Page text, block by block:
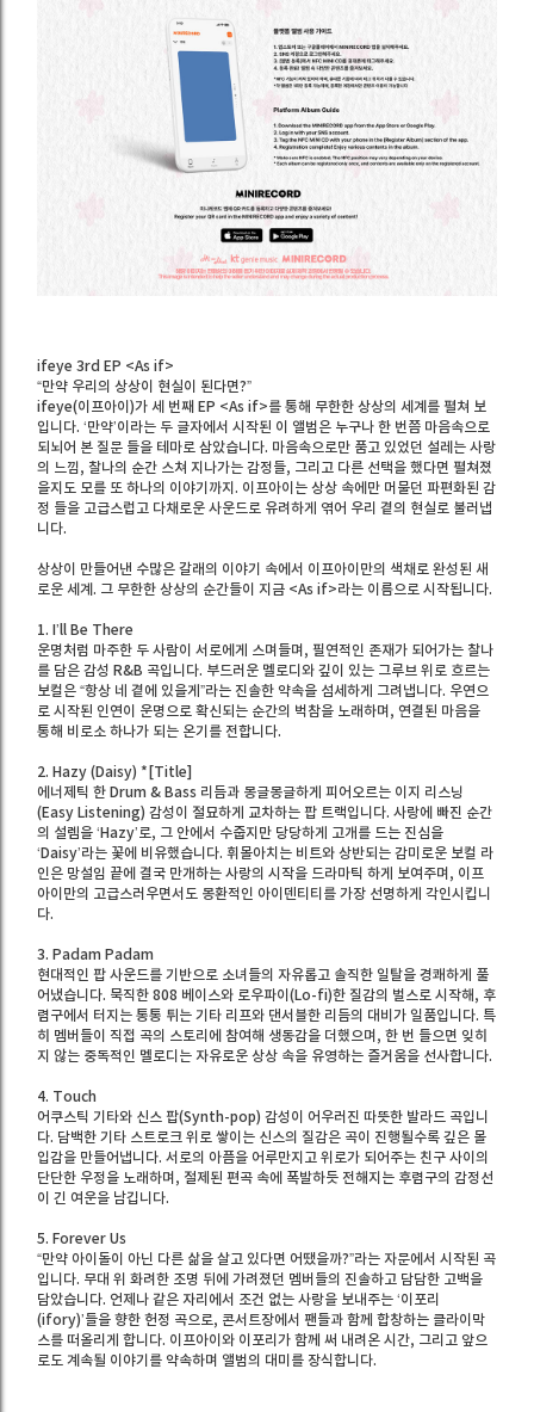
ifeye 3rd EP <As if>
“만약 우리의 상상이 현실이 된다면?”
ifeye(이프아이)가 세 번째 EP <As if>를 통해 무한한 상상의 세계를 펼쳐 보
입니다. ‘만약’이라는 두 글자에서 시작된 이 앨범은 누구나 한 번쯤 마음속으로
되뇌어 본 질문 들을 테마로 삼았습니다. 마음속으로만 품고 있었던 설레는 사랑
의 느낌, 찰나의 순간 스쳐 지나가는 감정들, 그리고 다른 선택을 했다면 펼쳐졌
을지도 모를 또 하나의 이야기까지. 이프아이는 상상 속에만 머물던 파편화된 감
정 들을 고급스럽고 다채로운 사운드로 유려하게 엮어 우리 곁의 현실로 불러냅
니다.
상상이 만들어낸 수많은 갈래의 이야기 속에서 이프아이만의 색채로 완성된 새
로운 세계. 그 무한한 상상의 순간들이 지금 <As if>라는 이름으로 시작됩니다.
1. I’ll Be There
운명처럼 마주한 두 사람이 서로에게 스며들며, 필연적인 존재가 되어가는 찰나
를 담은 감성 R&B 곡입니다. 부드러운 멜로디와 깊이 있는 그루브 위로 흐르는
보컬은 “항상 네 곁에 있을게”라는 진솔한 약속을 섬세하게 그려냅니다. 우연으
로 시작된 인연이 운명으로 확신되는 순간의 벅참을 노래하며, 연결된 마음을
통해 비로소 하나가 되는 온기를 전합니다.
2. Hazy (Daisy) *[Title]
에너제틱 한 Drum & Bass 리듬과 몽글몽글하게 피어오르는 이지 리스닝
(Easy Listening) 감성이 절묘하게 교차하는 팝 트랙입니다. 사랑에 빠진 순간
의 설렘을 ‘Hazy’로, 그 안에서 수줍지만 당당하게 고개를 드는 진심을
‘Daisy’라는 꽃에 비유했습니다. 휘몰아치는 비트와 상반되는 감미로운 보컬 라
인은 망설임 끝에 결국 만개하는 사랑의 시작을 드라마틱 하게 보여주며, 이프
아이만의 고급스러우면서도 몽환적인 아이덴티티를 가장 선명하게 각인시킵니
다.
3. Padam Padam
현대적인 팝 사운드를 기반으로 소녀들의 자유롭고 솔직한 일탈을 경쾌하게 풀
어냈습니다. 묵직한 808 베이스와 로우파이(Lo-fi)한 질감의 벌스로 시작해, 후
렴구에서 터지는 통통 튀는 기타 리프와 댄서블한 리듬의 대비가 일품입니다. 특
히 멤버들이 직접 곡의 스토리에 참여해 생동감을 더했으며, 한 번 들으면 잊히
지 않는 중독적인 멜로디는 자유로운 상상 속을 유영하는 즐거움을 선사합니다.
4. Touch
어쿠스틱 기타와 신스 팝(Synth-pop) 감성이 어우러진 따뜻한 발라드 곡입니
다. 담백한 기타 스트로크 위로 쌓이는 신스의 질감은 곡이 진행될수록 깊은 몰
입감을 만들어냅니다. 서로의 아픔을 어루만지고 위로가 되어주는 친구 사이의
단단한 우정을 노래하며, 절제된 편곡 속에 폭발하듯 전해지는 후렴구의 감정선
이 긴 여운을 남깁니다.
5. Forever Us
“만약 아이돌이 아닌 다른 삶을 살고 있다면 어땠을까?”라는 자문에서 시작된 곡
입니다. 무대 위 화려한 조명 뒤에 가려졌던 멤버들의 진솔하고 담담한 고백을
담았습니다. 언제나 같은 자리에서 조건 없는 사랑을 보내주는 ‘이포리
(ifory)’들을 향한 헌정 곡으로, 콘서트장에서 팬들과 함께 합창하는 클라이막
스를 떠올리게 합니다. 이프아이와 이포리가 함께 써 내려온 시간, 그리고 앞으
로도 계속될 이야기를 약속하며 앨범의 대미를 장식합니다.